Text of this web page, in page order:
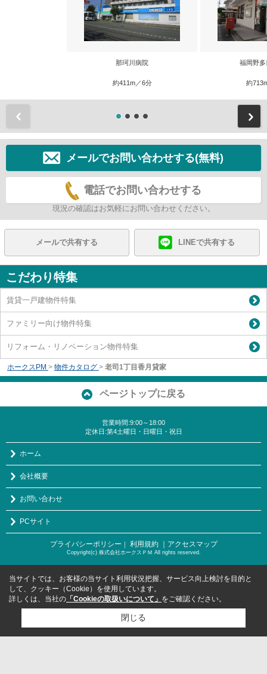
那珂川病院
約411m／6分
福岡野
約
メールでお問い合わせする(無料)
電話でお問い合わせする
現況の確認はお気軽にお問い合わせください。
メールで共有する LINEで共有する
こだわり特集
賃貸一戸建物件特集
ファミリー向け物件特集
リフォーム・リノベーション物件特集
ホークスPM > 物件カタログ > 老司1丁目香月貸家
ページトップに戻る
営業時間:9:00～18:00
定休日:第4土曜日・日曜日・祝日
ホーム
会社概要
お問い合わせ
PCサイト
プライバシーポリシー 利用規約 ｜アクセスマップ
Copyright(c) 株式会社ホークスＰＭ All rights reserved.
当サイトでは、お客様の当サイト利用状況把握、サービス向上検討を目的と
して、クッキー（Cookie）を使用しています。
詳しくは、当社の 「Cookieの取扱いについて」 をご確認ください。
閉じる